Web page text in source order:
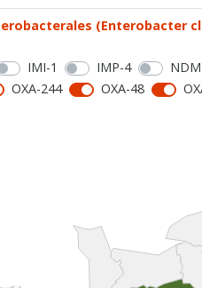
(Enterobacter
IMI-1 IMP-4
OXA-244
OXA-48